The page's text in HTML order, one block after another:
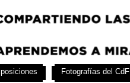
Fotografías del CdF